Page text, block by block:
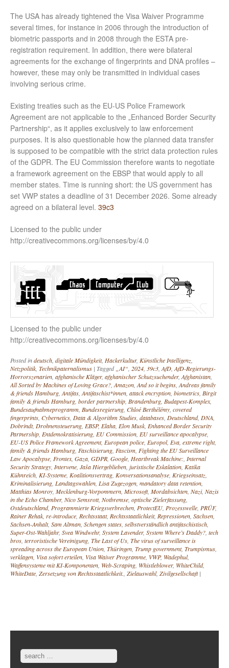
The USA has already tightened the Visa Waiver Programme
several times, for instance in 2006 through the introduction of
biometric passports and in 2008 through the ESTA pre-
registration requirement. In addition, there were bilateral
agreements for the exchange of fingerprints and DNA profiles –
however, these may only be transmitted in individual cases
involving serious crime.
Existing treaties such as the EU-US Police Framework
Agreement are not applicable to the „Enhanced Border Security
Partnership“, as it applies exclusively to law enforcement
purposes. It is also questionable how the planned data transfer
is supposed to be compatible with the strict data protection rules
of the GDPR. The EU Commission therefore wants to negotiate
a framework agreement on the EBSP that would apply to all
member states. Time is running short: the US government has
set VWP states a deadline of 31 December 2026. Some already
agreed on a bilateral level. 39c3
Licensed to the public under
http://creativecommons.org/licenses/by/4.0
Licensed to the public under
http://creativecommons.org/licenses/by/4.0
Posted indeutsch digitale Mündigkeit, Hackerkultur, Künstliche Intelligenz
Netzpolitik Technikpaternalismus | Tagged „AI“ 2024 39c3 AfD AfD-Regierungs-
Horrorszenarien afghanische Kläger, afghanischer Schutzsuchender, Afghanistan
All Sorted by Machines of Loving Grace? Amazon And so it begins Andreas family
& friends Hamburg Antifas Antifaschist*innen attack encryption biometrics Birgit
family & friends Hamburg border partnership Brandenburg Budapest-Komplex,
Bundesaufnahmeprogramm Bundesregierung Chloé Berthélémy covered
fingerprints Cybernetics Data & Algorithm Studies databases Deutschland, DNA
Dobrindt, Drohnensteuerung EBSP, Elaha Elon Musk Enhanced Border Security
Partnership Entdemokratisierung EU Commission EU surveillance apocalypse
EU-US Police Framework Agreement, European police Europol, Eva extreme right,
family & friends Hamburg Faschisierung Fascism Fighting the EU Surveillance
Law Apocalypse Frontex, Gaza GDPR Google Heartbreak Machine: Internal
Security Strategy Intervene Jaša Hiergeblieben juristische Eskalation Katika
Kühnreich KI-Systeme Koalitionsvertrag Konversationsanalyse Kriegseinsatz
Kriminalisierung Landtagswahlen Lisa Zugezogen mandatory data retention
Matthias Monroy Mecklenburg-Vorpommern Microsoft, Mordabsichten Nazi, Nazis
in the Echo Chamber, Nico Semsrott, Notbremse optische Zielerfassung
Ostdeutschland, Programmierte Kriegsverbrechen ProtectEU Prozesswelle PRÜF,
Rainer Rehak re-introduce Rechtsstaat, Rechtsstaatlichkeit, Repressionen Sachsen
Sachsen-Anhalt, Sam Altman Schengen states selbstverständlich antifaschistisch
Super-Ost-Wahljahr, Svea Windwehr, System Lavender, System Where’s Daddy? tech
bros terroristische Vereinigung The Last of Us The virus of surveillance is
spreading across the European Union Thüringen Trump government, Trumpismus
verklagen Visa sofort erteilen Visa Waiver Programme VWP, Wadephul,
Waffensysteme mit KI-Komponenten Web-Scraping Whistleblower, WhiteChild,
WhiteDate Zersetzung von Rechtsstaatlichkeit. Zielauswahl, Zivilgesellschaft |
Post navigation
Search